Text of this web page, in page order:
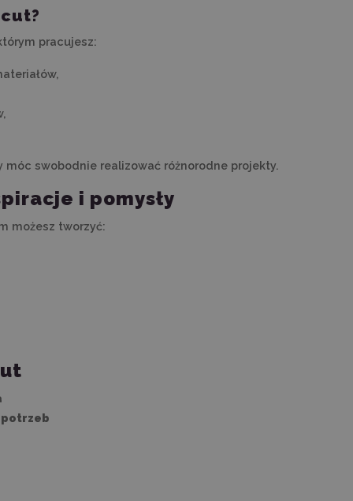
pracujesz:
swobodnie realizować różnorodne projekty.
i pomysły
możesz tworzyć:
potrzeb